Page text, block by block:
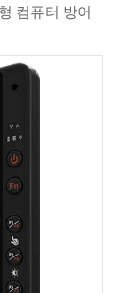
컴퓨터 방어